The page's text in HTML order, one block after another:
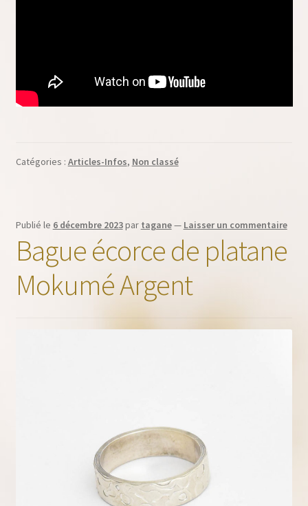
Catégories : Articles-Infos, Non classé
Publié le 6 décembre 2023par tagane— Laisser un commentaire
Bague écorce de platane
Mokumé Argent